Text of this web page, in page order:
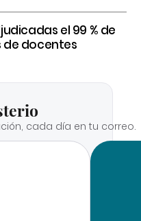
el 99 % de
de docentes
cada día en tu correo.